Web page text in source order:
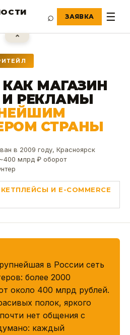
⌃
⌕ ☰
МАГАЗИН
И РЕКЛАМЫ
СТРАНЫ
в 2009 году, Красноярск
млрд ₽ оборот
И E-COMMERCE
в России сеть
более 2000
около 400 млрд рублей.
полок, яркого
нет общения с
каждый